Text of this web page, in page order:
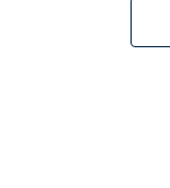
東京vs地方都市